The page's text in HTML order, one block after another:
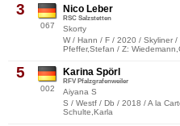
3
067
Nico Leber
RSC Salzstetten
Skorty
W / Hann / F / 2020 / Skyliner
Pfeffer,Stefan / Z:
5
002
Karina Spörl
RFV Pfalzgrafenweiler
Aiyana S
S / Westf / Db / 2018 / A la
Schulte,Karla